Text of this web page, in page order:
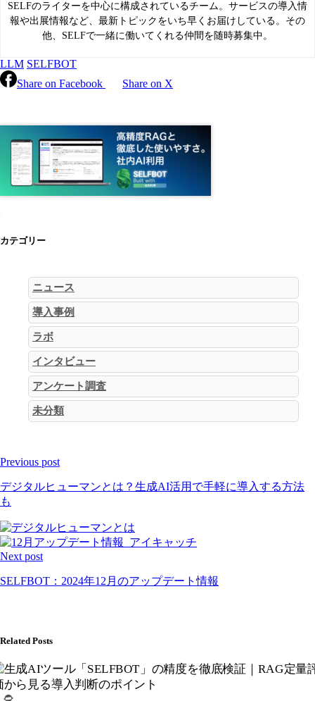
SELFのライターを中心に構成されているチーム。サービスの導入情
報や出展情報など、最新トピックをいち早くお届けしている。その
他、SELFで一緒に働いてくれる仲間を随時募集中。
LLM SELFBOT
Share on Facebook
Share on X
カテゴリー
ニュース
導入事例
ラボ
インタビュー
アンケート調査
未分類
Reading
Previous post
デジタルヒューマンとは？生成AI活用で手軽に導入する方法
も
Next post
SELFBOT：2024年12月のアップデート情報
Related Posts